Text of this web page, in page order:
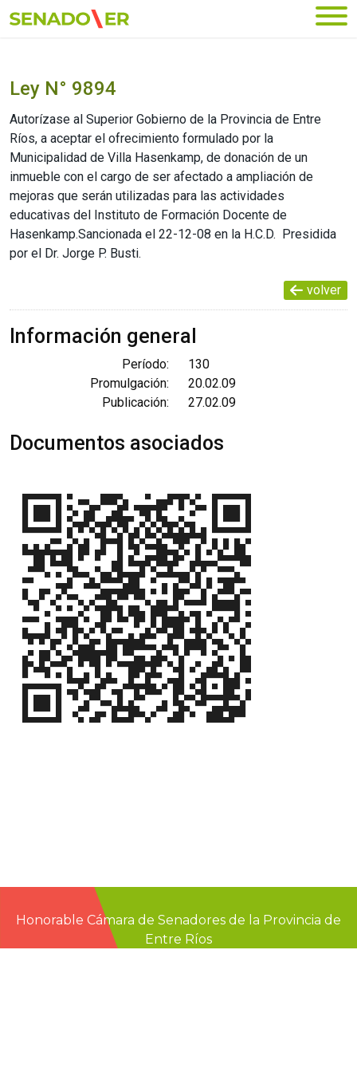
Ir al menú principal
Ley N° 9894
Autorízase al Superior Gobierno de la Provincia de Entre
Ríos, a aceptar el ofrecimiento formulado por la
Municipalidad de Villa Hasenkamp, de donación de un
inmueble con el cargo de ser afectado a ampliación de
mejoras que serán utilizadas para las actividades
educativas del Instituto de Formación Docente de
Hasenkamp.Sancionada el 22-12-08 en la H.C.D.  Presidida
por el Dr. Jorge P. Busti.
volver
Información general
Período:
130
Promulgación:
20.02.09
Publicación:
27.02.09
Documentos asociados
Honorable Cámara de Senadores de la Provincia de
Entre Ríos